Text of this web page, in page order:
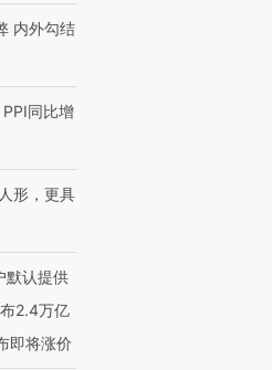
内外勾结
同比增
形，更具
默认提供
2.4万亿
即将涨价